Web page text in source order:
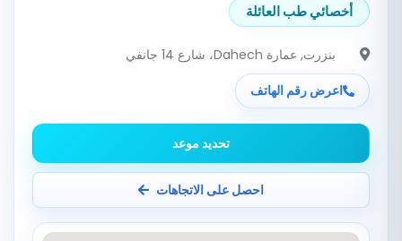
أخصائي طب العائلة
بنزرت, عمارة Dahech، شارع 14 جانفي
اعرض رقم الهاتف
تحديد موعد
احصل على الاتجاهات